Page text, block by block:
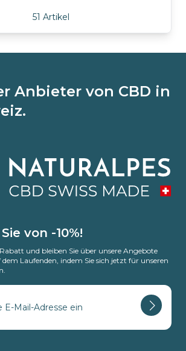
51 Artikel
Anbieter von CBD in
von -10%!
Rabatt und bleiben Sie über unsere Angebote
Laufenden, indem Sie sich jetzt für unseren